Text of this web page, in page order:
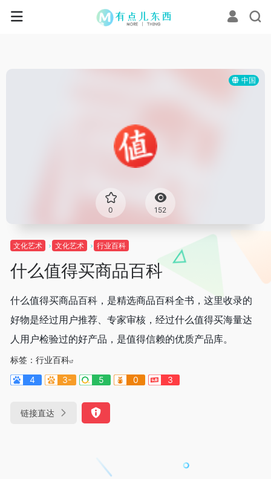
中国
0 152
文化艺术 文化艺术 行业百科
什么值得买商品百科
什么值得买商品百科，是精选商品百科全书，这里收录的
好物是经过用户推荐、专家审核，经过什么值得买海量达
人用户检验过的好产品，是值得信赖的优质产品库。
标签： 行业百科
4
3- 5 0 3
链接直达